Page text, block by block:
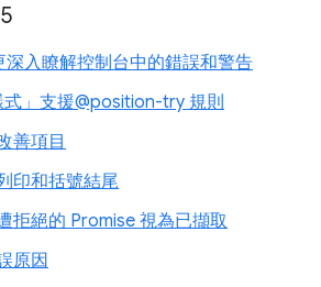
深入瞭解控制台中的錯誤和警告
式」支援@position-try 規則
善項目
印和括號結尾
拒絕的 Promise 視為已擷取
原因